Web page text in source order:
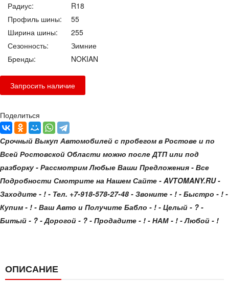
Радиус:
R18
Профиль шины:
55
Ширина шины:
255
Сезонность:
Зимние
Бренды:
NOKIAN
Поделиться
Срочный Выкуп Автомобилей с пробегом в Ростове и по
Всей Ростовской Области можно после ДТП или под
разборку - Рассмотрим Любые Ваши Предложения - Все
Подробности Смотрите на Нашем Сайте - AVTOMANY.RU -
Заходите - ! - Тел. +7-918-578-27-48 - Звоните - ! - Быстро - ! -
Купим - ! - Ваш Авто и Получите Бабло - ! - Целый - ? -
Битый - ? - Дорогой - ? - Продадите - ! - НАМ - ! - Любой - !
ОПИСАНИЕ